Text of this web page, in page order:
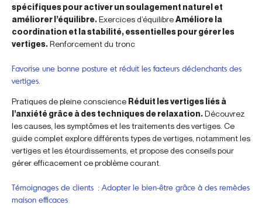
spécifiques pour activer un soulagement naturel et
améliorer l’équilibre.Exercices d’équilibreAméliore la
coordination et la stabilité, essentielles pour gérer les
vertiges.Renforcement du tronc
Favorise une bonne posture et réduit les facteurs déclenchants des
vertiges.
Pratiques de pleine conscience Réduit les vertiges liés à
l’anxiété grâce à des techniques de relaxation.Découvrez
les causes, les symptômes et les traitements des vertiges. Ce
guide complet explore différents types de vertiges, notamment les
vertiges et les étourdissements, et propose des conseils pour
gérer efficacement ce problème courant.
Témoignages de clients : Adopter le bien-être grâce à des remèdes
maison efficaces